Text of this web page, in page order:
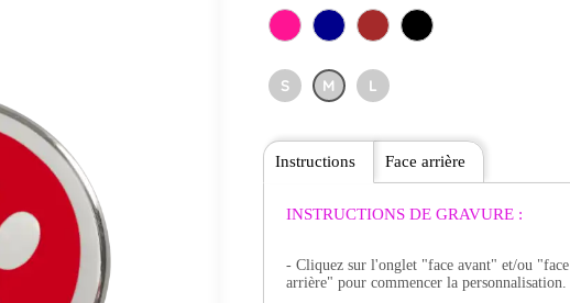
S M L
Instructions
INSTRUCTIONS DE GRAVURE :
- Cliquez sur l'onglet "face avant" et/ou "face
arrière" pour commencer la personnalisation.
Face arrière